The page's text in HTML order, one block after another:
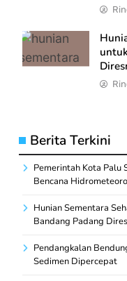
Berita Terkini
Pemerintah Kota Palu
Bencana
Hunian Sementara
Bandang Padang
Pendangkalan
Sedimen Dipercepat